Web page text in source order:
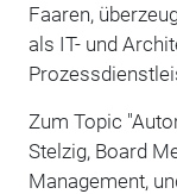
Faaren,
als IT- und
Zum Topic
Stelzig, Board
Management,